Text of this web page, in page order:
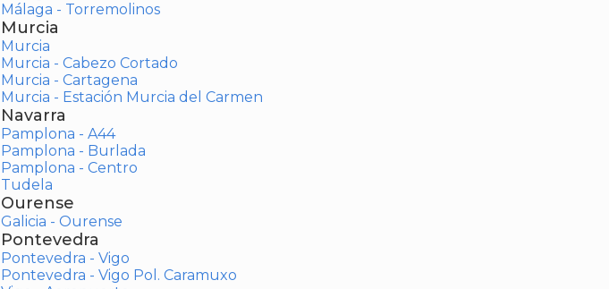
Málaga - Torremolinos
Murcia
Murcia
Murcia - Cabezo Cortado
Murcia - Cartagena
Murcia - Estación Murcia del Carmen
Navarra
Pamplona - A44
Pamplona - Burlada
Pamplona - Centro
Tudela
Ourense
Galicia - Ourense
Pontevedra
Pontevedra - Vigo
Pontevedra - Vigo Pol. Caramuxo